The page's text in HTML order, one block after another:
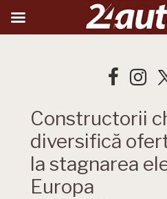
Constructorii
diversifică
la stagnarea
Europa